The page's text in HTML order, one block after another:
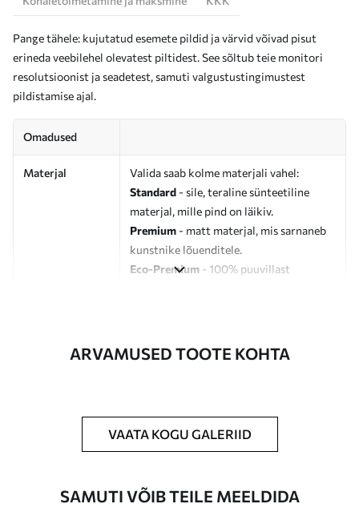
Pange tähele: kujutatud esemete pildid ja värvid võivad pisut
erineda veebilehel olevatest piltidest. See sõltub teie monitori
resolutsioonist ja seadetest, samuti valgustustingimustest
pildistamise ajal.
Omadused
Materjal
Valida saab kolme materjali vahel:
Standard - sile, teraline sünteetiline
materjal, mille pind on läikiv.
Premium - matt materjal, mis sarnaneb
kunstnike lõuenditele.
Eco-Premium - 100% puuvillast
Artikli number s37917v2
Saadaolevad materjalid
Standard
ARVAMUSED TOOTE KOHTA
VAATA KOGU GALERIID
SAMUTI VÕIB TEILE MEELDIDA